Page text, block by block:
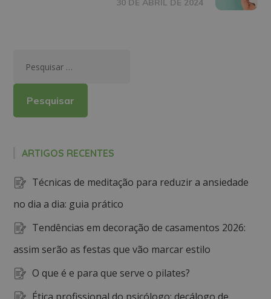
30 DE ABRIL DE 2024
ARTIGOS RECENTES
Técnicas de meditação para reduzir a ansiedade
no dia a dia: guia prático
Tendências em decoração de casamentos 2026:
assim serão as festas que vão marcar estilo
O que é e para que serve o pilates?